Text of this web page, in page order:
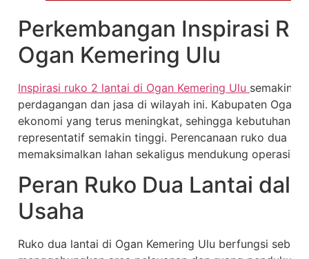
Perkembangan Inspirasi
Ogan Kemering Ulu
Inspirasi ruko 2 lantai di Ogan Kemering Ulu semakin
perdagangan dan jasa di wilayah ini. Kabupaten Ogan
ekonomi yang terus meningkat, sehingga kebutuhan
representatif semakin tinggi. Perencanaan ruko dua
memaksimalkan lahan sekaligus mendukung
Peran Ruko Dua Lantai
Usaha
Ruko dua lantai di Ogan Kemering Ulu berfungsi